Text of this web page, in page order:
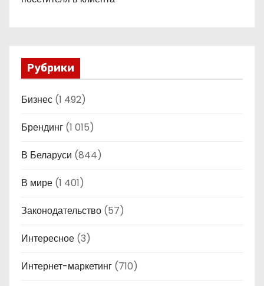
Рубрики
Бизнес (1 492)
Брендинг (1 015)
В Беларуси (844)
В мире (1 401)
Законодательство (57)
Интересное (3)
Интернет-маркетинг (710)